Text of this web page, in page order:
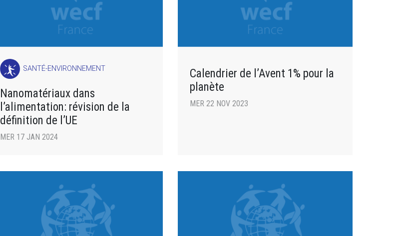
SANTÉ-ENVIRONNEMENT
Nanomatériaux dans
l’alimentation: révision de la
définition de l’UE
MER 17 JAN 2024
Calendrier de l’Avent 1% pour la
planète
MER 22 NOV 2023